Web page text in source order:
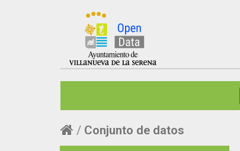
Conjunto de datos